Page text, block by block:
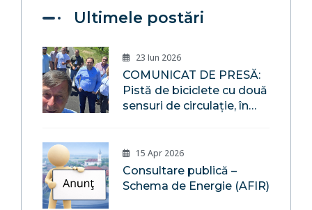
Ultimele postări
23 Iun 2026
COMUNICAT DE PRESĂ:
Pistă de biciclete cu două
sensuri de circulație, în
Comuna Recea,
Maramureș
15 Apr 2026
Consultare publică –
Schema de Energie (AFIR)